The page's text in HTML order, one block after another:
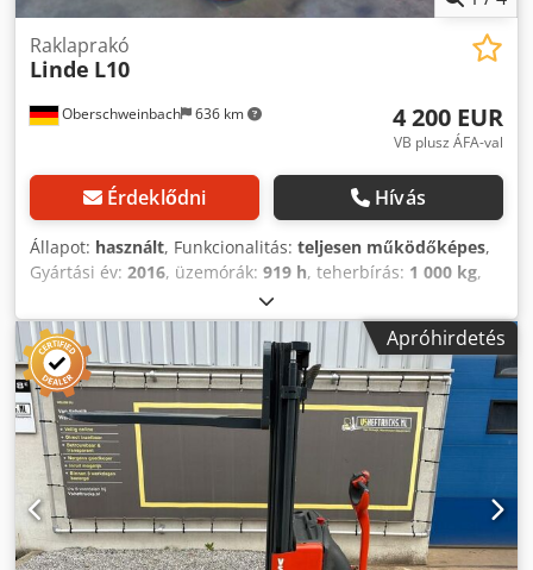
Oberschweinbach 636 km
Raklaprakó
Linde L10
4 200 EUR
VB plusz ÁFA-val
Érdeklődni Hívás
Állapot: használt, Funkcionalitás: teljesen működőképes,
Gyártási év: 2016, üzemórák: 919 h, teherbírás: 1 000 kg,
2 424 mm, üzemanyagtípus:
elektromos, oszlop típusa:simplex, építési magasság:
1 765 mm , hajtástípus: Elektro, Nagy emelőtargonca
Dkjdpfxevizxzs Ah Djr Árboc típusa: Standard Állapot:
használatra kész és teljesen működőképes Műszaki állapot:
jó
Apróhirdetés